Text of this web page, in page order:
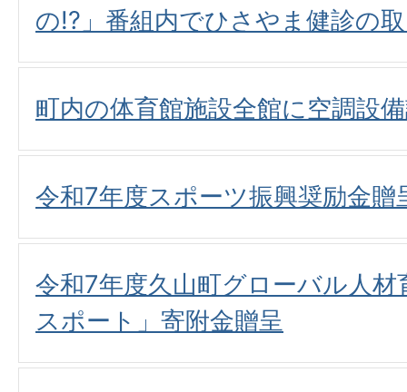
の!?」番組内でひさやま健診の
町内の体育館施設全館に空調設
令和7年度スポーツ振興奨励金贈
令和7年度久山町グローバル人
スポート」寄附金贈呈